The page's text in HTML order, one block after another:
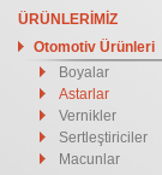
ÜRÜNLERİMİZ
Otomotiv Ürünleri
Boyalar
Astarlar
Vernikler
Sertleştiriciler
Macunlar